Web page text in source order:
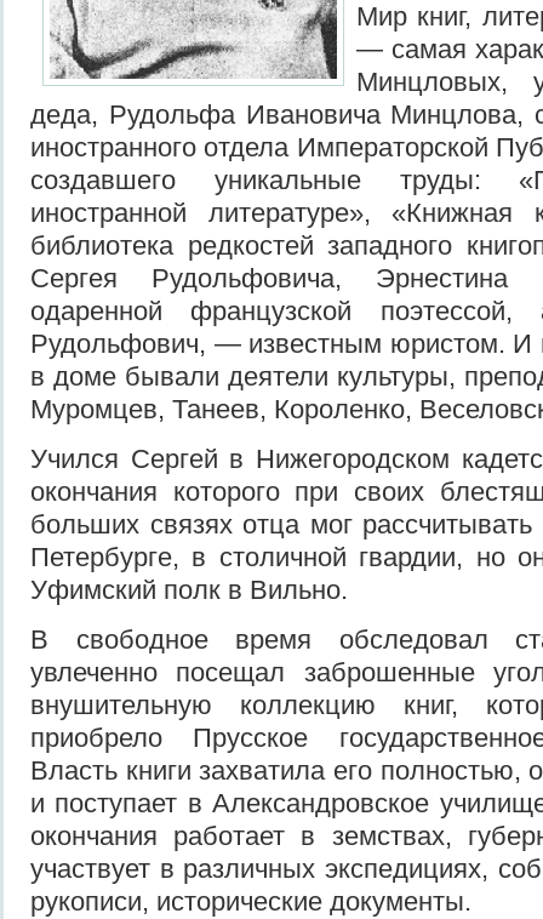
Мир книг,
— самая
Минцловых,
деда, Рудольфа Ивановича Минцлова,
иностранного отдела Императорской
создавшего уникальные труды:
иностранной литературе»,
библиотека редкостей западного
Сергея Рудольфовича,
одаренной французской
Рудольфович, — известным юристом. И
в доме бывали деятели культуры,
Муромцев, Танеев, Короленко,
Учился Сергей в Нижегородском
окончания которого при своих
больших связях отца мог
Петербурге, в столичной гвардии, но
Уфимский полк в Вильно.
В свободное время обследовал
увлеченно посещал заброшенные
внушительную коллекцию книг,
приобрело Прусское
Власть книги захватила его полностью,
и поступает в Александровское
окончания работает в земствах,
участвует в различных экспедициях,
рукописи, исторические документы.